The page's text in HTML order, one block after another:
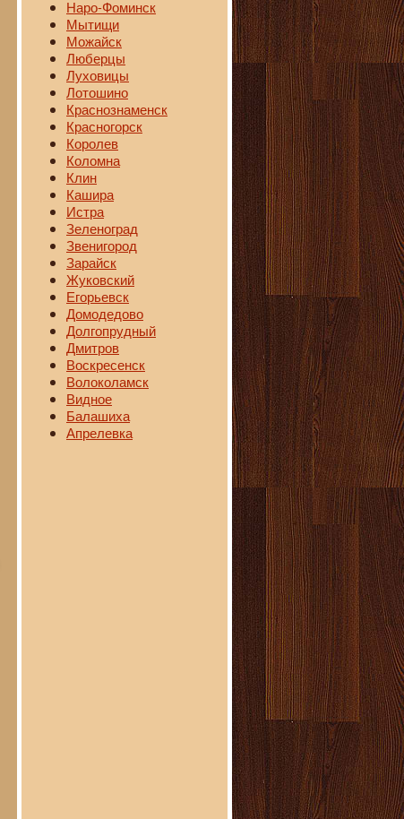
Наро-Фоминск
Мытищи
Можайск
Люберцы
Луховицы
Лотошино
Краснознаменск
Красногорск
Королев
Коломна
Клин
Кашира
Истра
Зеленоград
Звенигород
Зарайск
Жуковский
Егорьевск
Домодедово
Долгопрудный
Дмитров
Воскресенск
Волоколамск
Видное
Балашиха
Апрелевка